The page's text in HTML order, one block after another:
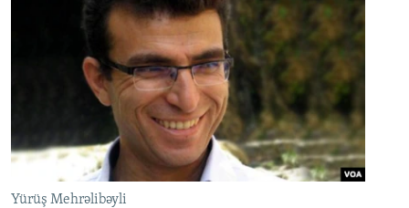
Yürüş Mehrəlibəyli